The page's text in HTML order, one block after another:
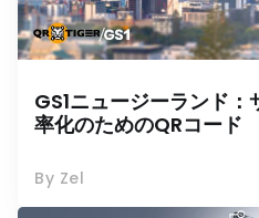
GS1ニュージーランド
率化のためのQRコード
By Zel